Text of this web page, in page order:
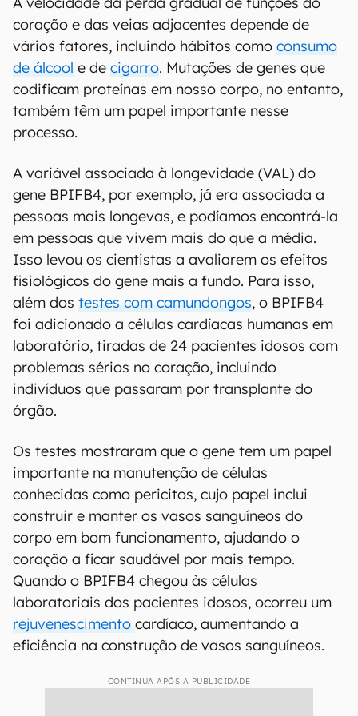
coração e das veias adjacentes depende de
vários fatores, incluindo hábitos como consumo
de álcool e de cigarro. Mutações de genes que
codificam proteínas em nosso corpo, no entanto,
também têm um papel importante nesse
processo.
A variável associada à longevidade (VAL) do
gene BPIFB4, por exemplo, já era associada a
pessoas mais longevas, e podíamos encontrá-la
em pessoas que vivem mais do que a média.
Isso levou os cientistas a avaliarem os efeitos
fisiológicos do gene mais a fundo. Para isso,
além dos testes com camundongos, o BPIFB4
foi adicionado a células cardíacas humanas em
laboratório, tiradas de 24 pacientes idosos com
problemas sérios no coração, incluindo
indivíduos que passaram por transplante do
órgão.
Os testes mostraram que o gene tem um papel
importante na manutenção de células
conhecidas como pericitos, cujo papel inclui
construir e manter os vasos sanguíneos do
corpo em bom funcionamento, ajudando o
coração a ficar saudável por mais tempo.
Quando o BPIFB4 chegou às células
laboratoriais dos pacientes idosos, ocorreu um
rejuvenescimento cardíaco, aumentando a
eficiência na construção de vasos sanguíneos.
CONTINUA APÓS A PUBLICIDADE